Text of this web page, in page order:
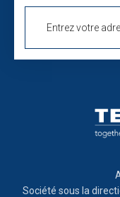
Société sous la